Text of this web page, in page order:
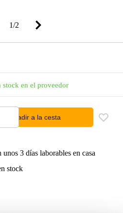
1/2
stock en el proveedor
añadir a la cesta
3 días laborables en casa
stock